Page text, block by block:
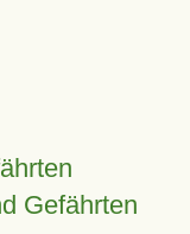
Gefährten